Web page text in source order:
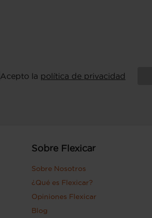
Acepto la política de privacidad
Sobre Flexicar
Sobre Nosotros
¿Qué es Flexicar?
Opiniones Flexicar
Blog